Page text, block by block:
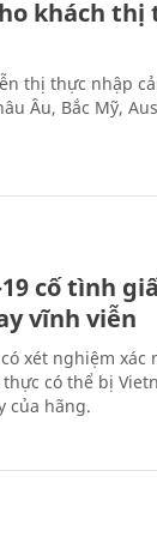
khách
thị thực nhập
Âu, Bắc Mỹ,
cố tình
vĩnh viễn
xét nghiệm xác
có thể bị
của hãng.